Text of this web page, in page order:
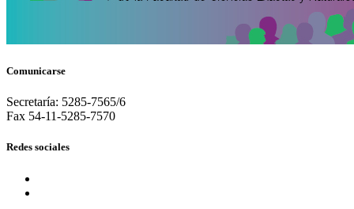
Comunicarse
Secretaría: 5285-7565/6
Fax 54-11-5285-7570
Redes sociales